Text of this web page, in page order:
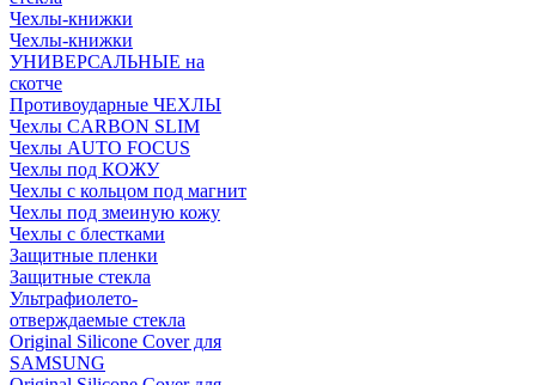
Чехлы-книжки
Чехлы-книжки
УНИВЕРСАЛЬНЫЕ на
скотче
Противоударные ЧЕХЛЫ
Чехлы CARBON SLIM
Чехлы AUTO FOCUS
Чехлы под КОЖУ
Чехлы с кольцом под магнит
Чехлы под змеиную кожу
Чехлы с блестками
Защитные пленки
Защитные стекла
Ультрафиолето-
отверждаемые стекла
Original Silicone Cover для
SAMSUNG